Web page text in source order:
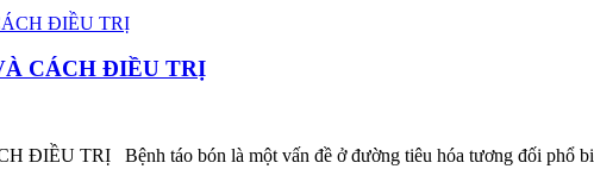
CÁCH ĐIỀU TRỊ
TRỊ Bệnh táo bón là một vấn đề ở đường tiêu hóa tương đối phổ